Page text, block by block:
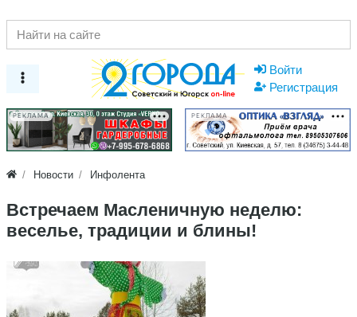
Войти
Регистрация
РЕКЛАМА РЕКЛАМА
Новости Инфолента
Встречаем Масленичную неделю:
веселье, традиции и блины!